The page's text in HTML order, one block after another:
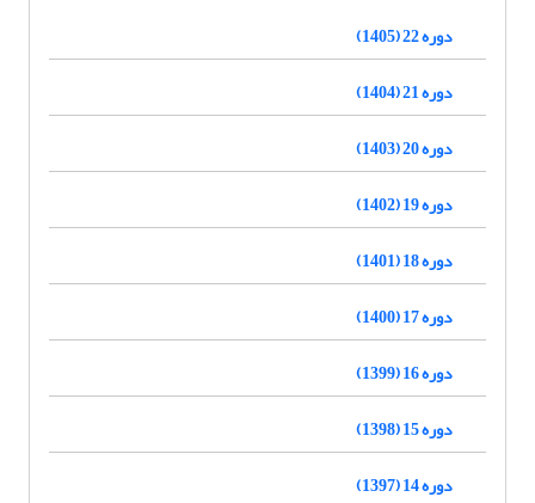
دوره 22 (1405)
دوره 21 (1404)
دوره 20 (1403)
دوره 19 (1402)
دوره 18 (1401)
دوره 17 (1400)
دوره 16 (1399)
دوره 15 (1398)
دوره 14 (1397)